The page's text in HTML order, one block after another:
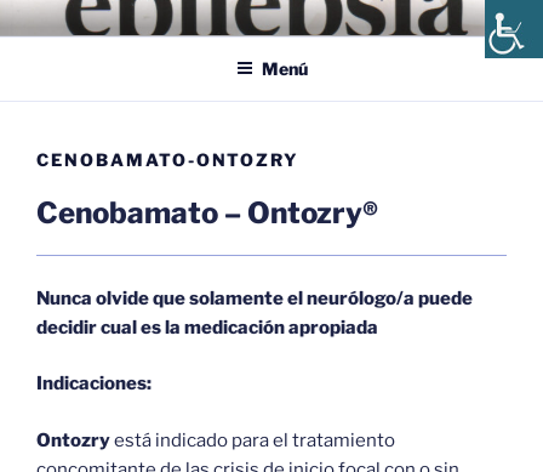
Saltar
al
ÁPICE, ASOCIACIÓN
ANDALUZA DE EPILEPSIA
Ápice, Asociación Andaluza de Epilepsia y Enfermedades Afines
Menú
CENOBAMATO-ONTOZRY
Cenobamato – Ontozry®
Nunca olvide que solamente el neurólogo/a puede
decidir cual es la medicación apropiada
Indicaciones:
Ontozryestá indicado para el tratamiento